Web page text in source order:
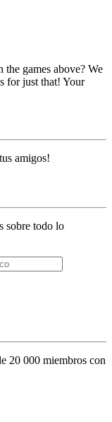
games above? We
for just that! Your
amigos!
sobre todo lo
20 000 miembros con